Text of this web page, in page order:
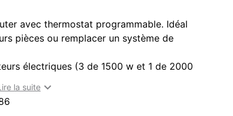
avec thermostat programmable. Idéal
pièces ou remplacer un système de
électriques (3 de 1500 w et 1 de 2000
la suite 